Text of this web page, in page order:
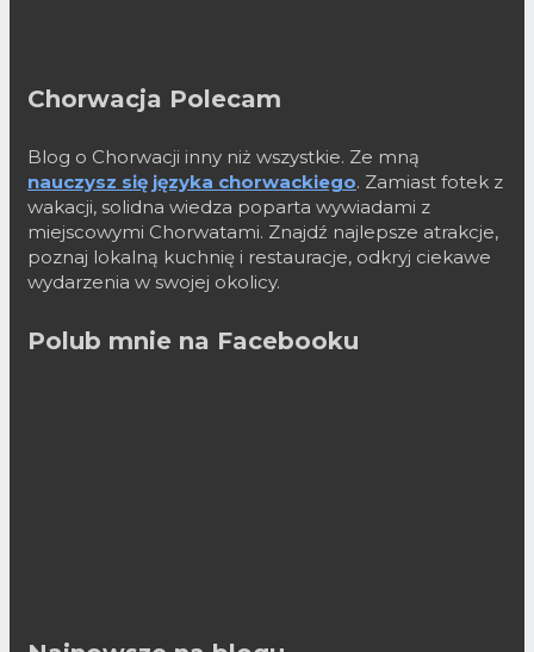
Chorwacja Polecam
Blog o Chorwacji inny niż wszystkie. Ze mną
nauczysz się języka chorwackiego. Zamiast fotek z
wakacji, solidna wiedza poparta wywiadami z
miejscowymi Chorwatami. Znajdź najlepsze atrakcje,
poznaj lokalną kuchnię i restauracje, odkryj ciekawe
wydarzenia w swojej okolicy.
Polub mnie na Facebooku